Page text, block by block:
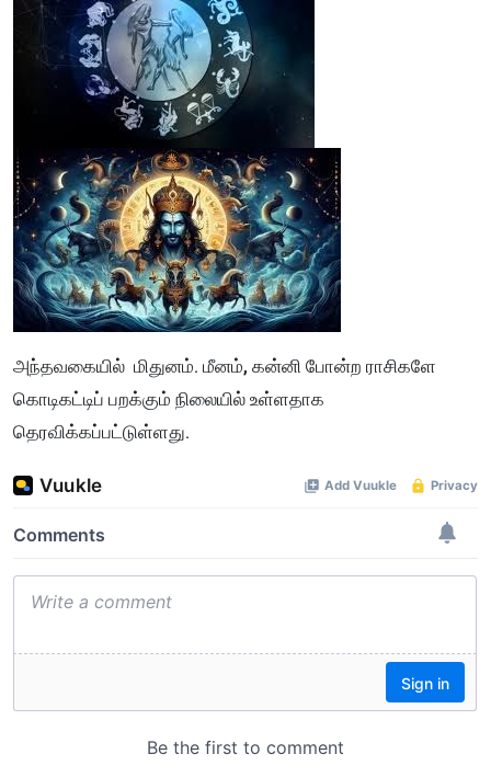
அந்தவகையில் மிதுனம். மீனம், கன்னி போன்ற ராசிகளே
கொடிகட்டிப் பறக்கும் நிலையில் உள்ளதாக
தெரவிக்கப்பட்டுள்ளது.